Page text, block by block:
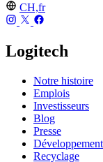
CH,fr
Logitech
Notre histoire
Emplois
Investisseurs
Blog
Presse
Recyclage